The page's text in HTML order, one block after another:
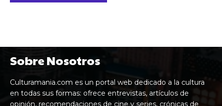
Sobre Nosotros
Culturamania.com es un portal web dedicado a la cultura
en todas sus formas: ofrece entrevistas, artículos de
opinión, recomendaciones de cine y series, crónicas de